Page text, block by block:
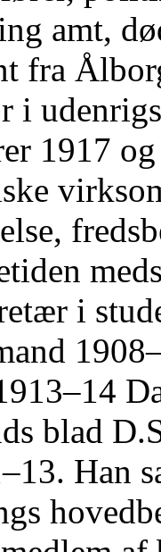
amt,
fra
i
1917
i
blad
Han